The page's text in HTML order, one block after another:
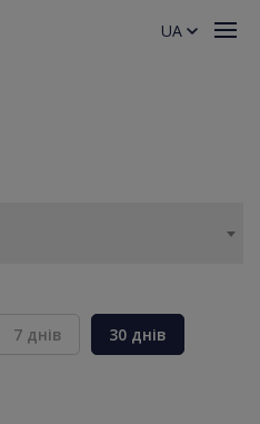
7 днів 30 днів
UA